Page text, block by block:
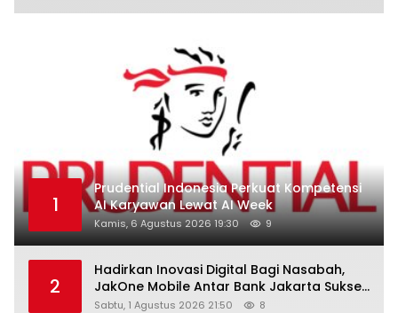
1
Prudential Indonesia Perkuat Kompetensi
AI Karyawan Lewat AI Week
Kamis, 6 Agustus 2026 19:30 9
2
Hadirkan Inovasi Digital Bagi Nasabah,
JakOne Mobile Antar Bank Jakarta Sukses
Raih Digital Excellence Awards 2026
Sabtu, 1 Agustus 2026 21:50 8